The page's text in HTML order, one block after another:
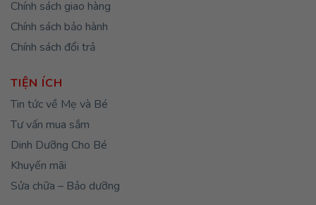
Chính sách giao hàng
Chính sách bảo hành
Chính sách đổi trả
TIỆN ÍCH
Tin tức về Mẹ và Bé
Tư vấn mua sắm
Dinh Dưỡng Cho Bé
Khuyến mãi
Sửa chữa – Bảo dưỡng